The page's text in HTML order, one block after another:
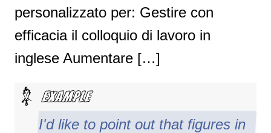
personalizzato per: Gestire con
efficacia il colloquio di lavoro in
inglese Aumentare […]
I'd like to point out that figures in